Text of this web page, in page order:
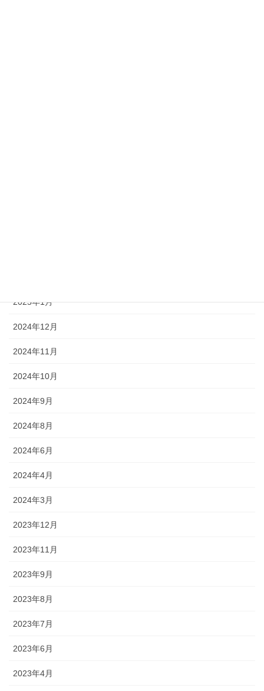
2025年1月
2024年12月
2024年11月
2024年10月
2024年9月
2024年8月
2024年6月
2024年4月
2024年3月
2023年12月
2023年11月
2023年9月
2023年8月
2023年7月
2023年6月
2023年4月